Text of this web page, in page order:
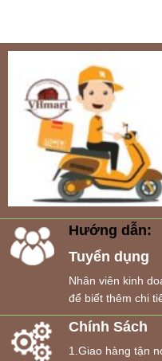
Hướng dẫn:
Tuyển dụng
Nhân viên kinh
để biết thêm chi
Chính Sách
1.Giao hàng tận